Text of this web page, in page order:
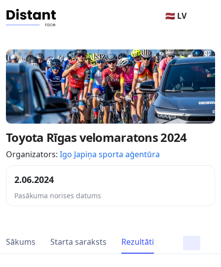
🇱🇻 LV
Toyota Rīgas velomaratons 2024
Organizators: Igo Japiņa sporta aģentūra
2.06.2024
Pasākuma norises datums
Sākums Starta saraksts Rezultāti